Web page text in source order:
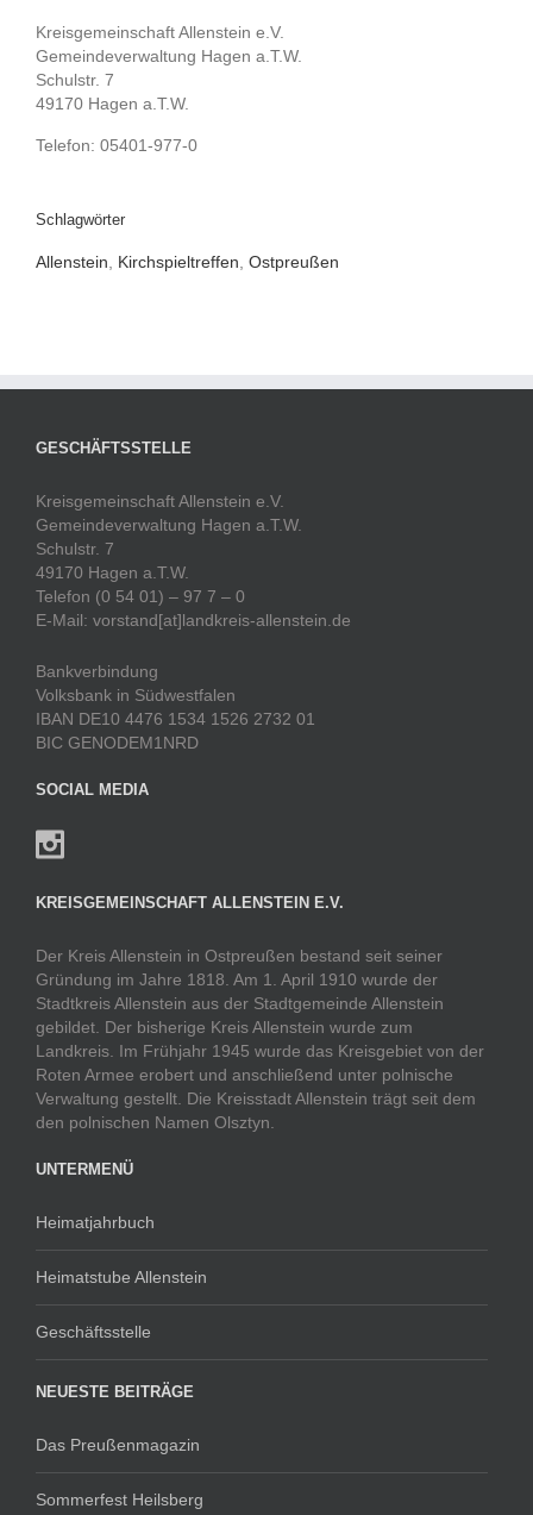
Kreisgemeinschaft Allenstein e.V.
Gemeindeverwaltung Hagen a.T.W.
Schulstr. 7
49170 Hagen a.T.W.
Telefon: 05401-977-0
Schlagwörter
Allenstein Kirchspieltreffen Ostpreußen
GESCHÄFTSSTELLE
Kreisgemeinschaft Allenstein e.V.
Gemeindeverwaltung Hagen a.T.W.
Schulstr. 7
49170 Hagen a.T.W.
Telefon (0 54 01) – 97 7 – 0
E-Mail: vorstand[at]landkreis-allenstein.de
Bankverbindung
Volksbank in Südwestfalen
IBAN DE10 4476 1534 1526 2732 01
BIC GENODEM1NRD
SOCIAL MEDIA
KREISGEMEINSCHAFT ALLENSTEIN E.V.
Der Kreis Allenstein in Ostpreußen bestand seit seiner
Gründung im Jahre 1818. Am 1. April 1910 wurde der
Stadtkreis Allenstein aus der Stadtgemeinde Allenstein
gebildet. Der bisherige Kreis Allenstein wurde zum
Landkreis. Im Frühjahr 1945 wurde das Kreisgebiet von der
Roten Armee erobert und anschließend unter polnische
Verwaltung gestellt. Die Kreisstadt Allenstein trägt seit dem
den polnischen Namen Olsztyn.
UNTERMENÜ
Heimatjahrbuch
Heimatstube Allenstein
Geschäftsstelle
NEUESTE BEITRÄGE
Das Preußenmagazin
Sommerfest Heilsberg